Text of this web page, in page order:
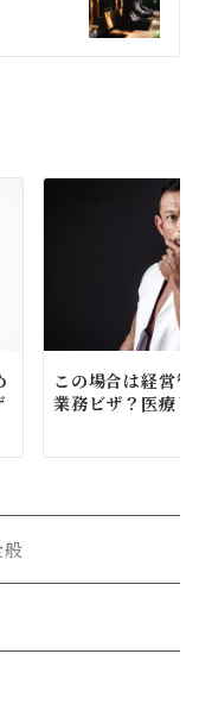
この場合は経営
業務ビザ？医療ビ